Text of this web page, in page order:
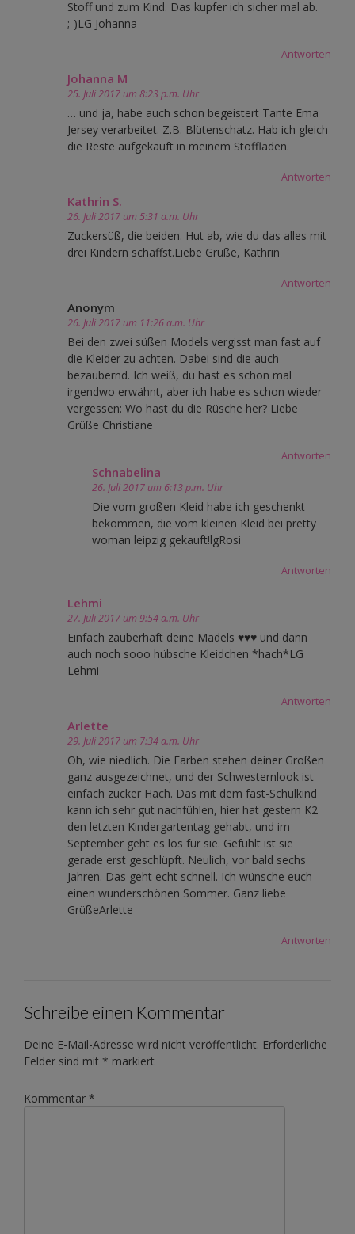
Stoff und zum Kind. Das kupfer ich sicher mal ab.
;-)LG Johanna
Antworten
Johanna M
25. Juli 2017 um 8:23 p.m. Uhr
… und ja, habe auch schon begeistert Tante Ema
Jersey verarbeitet. Z.B. Blütenschatz. Hab ich gleich
die Reste aufgekauft in meinem Stoffladen.
Antworten
Kathrin S.
26. Juli 2017 um 5:31 a.m. Uhr
Zuckersüß, die beiden. Hut ab, wie du das alles mit
drei Kindern schaffst.Liebe Grüße, Kathrin
Antworten
Anonym
26. Juli 2017 um 11:26 a.m. Uhr
Bei den zwei süßen Models vergisst man fast auf
die Kleider zu achten. Dabei sind die auch
bezaubernd. Ich weiß, du hast es schon mal
irgendwo erwähnt, aber ich habe es schon wieder
vergessen: Wo hast du die Rüsche her? Liebe
Grüße Christiane
Antworten
Schnabelina
26. Juli 2017 um 6:13 p.m. Uhr
Die vom großen Kleid habe ich geschenkt
bekommen, die vom kleinen Kleid bei pretty
woman leipzig gekauft!lgRosi
Antworten
Lehmi
27. Juli 2017 um 9:54 a.m. Uhr
Einfach zauberhaft deine Mädels ♥♥♥ und dann
auch noch sooo hübsche Kleidchen *hach*LG
Lehmi
Antworten
Arlette
29. Juli 2017 um 7:34 a.m. Uhr
Oh, wie niedlich. Die Farben stehen deiner Großen
ganz ausgezeichnet, und der Schwesternlook ist
einfach zucker Hach. Das mit dem fast-Schulkind
kann ich sehr gut nachfühlen, hier hat gestern K2
den letzten Kindergartentag gehabt, und im
September geht es los für sie. Gefühlt ist sie
gerade erst geschlüpft. Neulich, vor bald sechs
Jahren. Das geht echt schnell. Ich wünsche euch
einen wunderschönen Sommer. Ganz liebe
GrüßeArlette
Antworten
Schreibe einen Kommentar
Deine E-Mail-Adresse wird nicht veröffentlicht. Erforderliche
Felder sind mit * markiert
Kommentar *